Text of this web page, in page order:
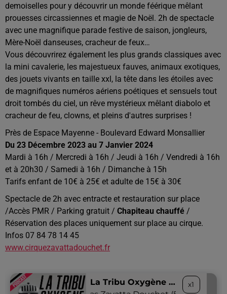
demoiselles pour y découvrir un monde féérique mêlant
prouesses circassiennes et magie de Noël. 2h de spectacle
avec une magnifique parade festive de saison, jongleurs,
Mère-Noël danseuses, cracheur de feux…
Vous découvrirez également les plus grands classiques avec
la mini cavalerie, les majestueux fauves, animaux exotiques,
des jouets vivants en taille xxl, la tête dans les étoiles avec
de magnifiques numéros aériens poétiques et sensuels tout
droit tombés du ciel, un rêve mystérieux mêlant diabolo et
cracheur de feu, clowns, et pleins d'autres surprises !
Près de Espace Mayenne - Boulevard Edward Monsallier
Du 23 Décembre 2023 au 7 Janvier 2024
Mardi à 16h / Mercredi à 16h / Jeudi à 16h / Vendredi à 16h
et à 20h30 / Samedi à 16h / Dimanche à 15h
Tarifs enfant de 10€ à 25€ et adulte de 15€ à 30€
Spectacle de 2h avec entracte et restauration sur place
/Accès PMR / Parking gratuit / Chapiteau chauffé /
Réservation des places uniquement sur place au cirque.
Infos 07 84 78 14 45
www.cirquezavattadouchet.fr